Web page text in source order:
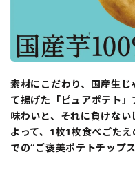
素材にこだわり、国産生
て揚げた「ピュアポテト
味わいと、それに負けな
よって、1枚1枚食べごた
での“ご褒美ポテトチップス